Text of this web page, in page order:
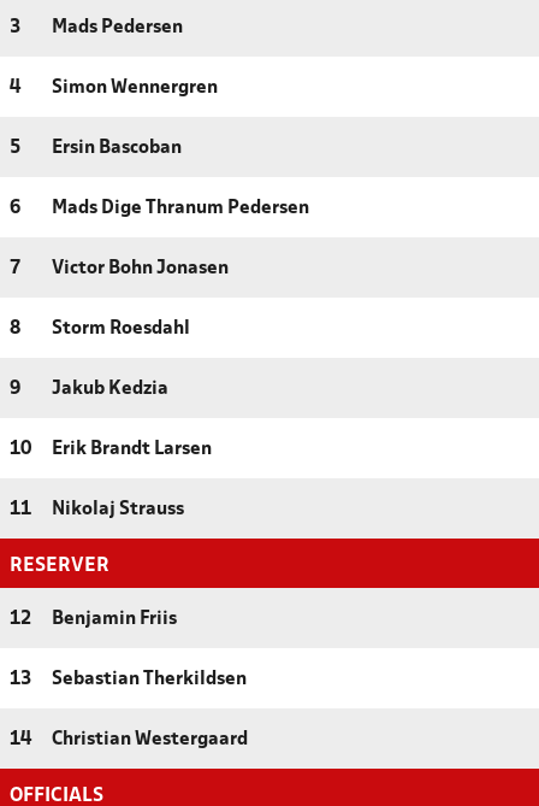
3 Mads Pedersen
4 Simon Wennergren
5 Ersin Bascoban
6 Mads Dige Thranum Pedersen
7 Victor Bohn Jonasen
8 Storm Roesdahl
9 Jakub Kedzia
10 Erik Brandt Larsen
11 Nikolaj Strauss
RESERVER
12 Benjamin Friis
13 Sebastian Therkildsen
14 Christian Westergaard
OFFICIALS